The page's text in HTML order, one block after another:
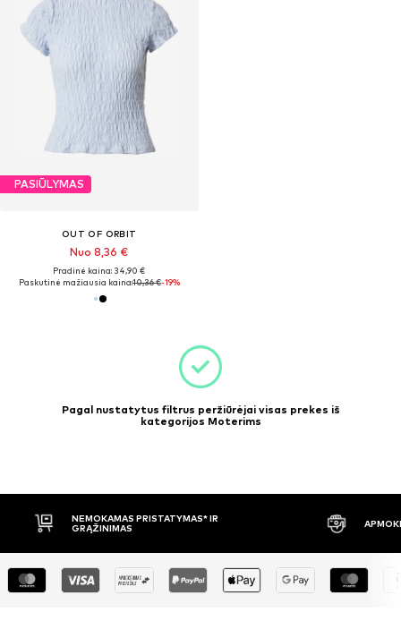
PASIŪLYMAS
OUT OF ORBIT
Nuo 8,36 €
Pradinė kaina: 34,90 €
Paskutinė mažiausia kaina:10,36 €-19%
Pagal nustatytus filtrus peržiūrėjai visas prekes iš
kategorijos Moterims
APMOKĖJIMAS PRISTAČIUS 30 DIENŲ